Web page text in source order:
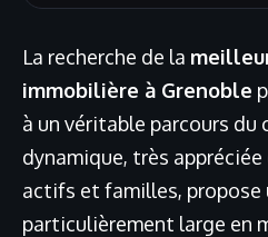
La recherche de la
immobilière à Grenoble
à un véritable parcours
dynamique, très
actifs et familles, propose
particulièrement large en